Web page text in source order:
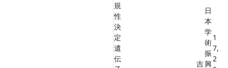
規
性
決
定
遺
伝
吉
日
本
学
術
振
興
1
7,
2